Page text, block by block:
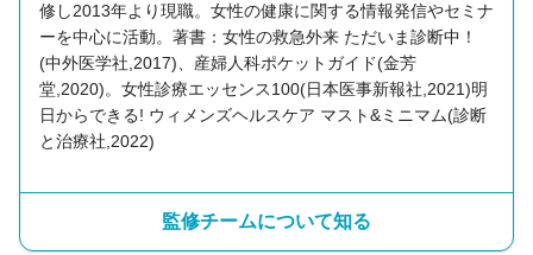
修し2013年より現職。女性の健康に関する情報発信やセミナ
ーを中心に活動。著書：女性の救急外来 ただいま診断中！
(中外医学社,2017)、産婦人科ポケットガイド(金芳
堂,2020)。女性診療エッセンス100(日本医事新報社,2021)明
日からできる! ウィメンズヘルスケア マスト&ミニマム(診断
と治療社,2022)
監修チームについて知る